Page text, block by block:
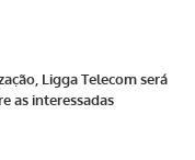
Ligga Telecom será
as interessadas